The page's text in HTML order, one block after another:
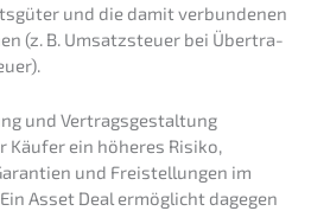
und die damit verbun­de­nen
(z. B. Umsatz­steu­er bei Übertra­
und Vertragsgestaltung
Käufer ein höheres Risiko,
und Freistel­lun­gen im
Asset Deal ermög­licht dagegen